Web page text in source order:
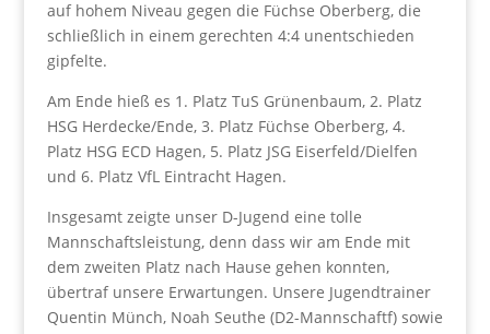
auf hohem Niveau gegen die Füchse Oberberg, die
schließlich in einem gerechten 4:4 unentschieden
gipfelte.
Am Ende hieß es 1. Platz TuS Grünenbaum, 2. Platz
HSG Herdecke/Ende, 3. Platz Füchse Oberberg, 4.
Platz HSG ECD Hagen, 5. Platz JSG Eiserfeld/Dielfen
und 6. Platz VfL Eintracht Hagen.
Insgesamt zeigte unser D-Jugend eine tolle
Mannschaftsleistung, denn dass wir am Ende mit
dem zweiten Platz nach Hause gehen konnten,
übertraf unsere Erwartungen. Unsere Jugendtrainer
Quentin Münch, Noah Seuthe (D2-Mannschaftf) sowie